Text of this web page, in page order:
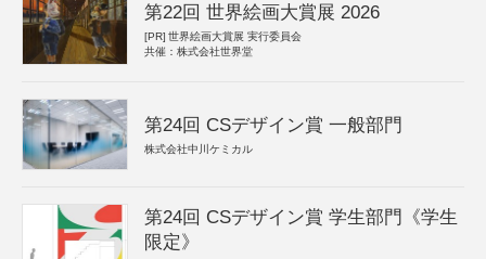
第22回 世界絵画大賞展 2026
[PR] 世界絵画大賞展 実行委員会
共催：株式会社世界堂
第24回 CSデザイン賞 一般部門
株式会社中川ケミカル
第24回 CSデザイン賞 学生部門《学生
限定》